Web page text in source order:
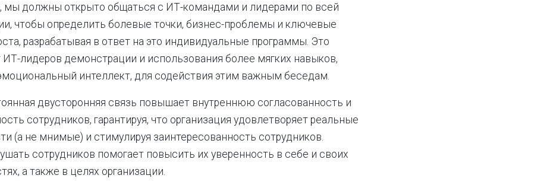
мы должны открыто общаться с ИТ-командами и лидерами по всей
чтобы определить болевые точки, бизнес-проблемы и ключевые
разрабатывая в ответ на это индивидуальные программы. Это
ИТ-лидеров демонстрации и использования более мягких навыков,
интеллект, для содействия этим важным беседам.
двусторонняя связь повышает внутреннюю согласованность и
сотрудников, гарантируя, что организация удовлетворяет реальные
(а не мнимые) и стимулируя заинтересованность сотрудников.
сотрудников помогает повысить их уверенность в себе и своих
а также в целях организации.